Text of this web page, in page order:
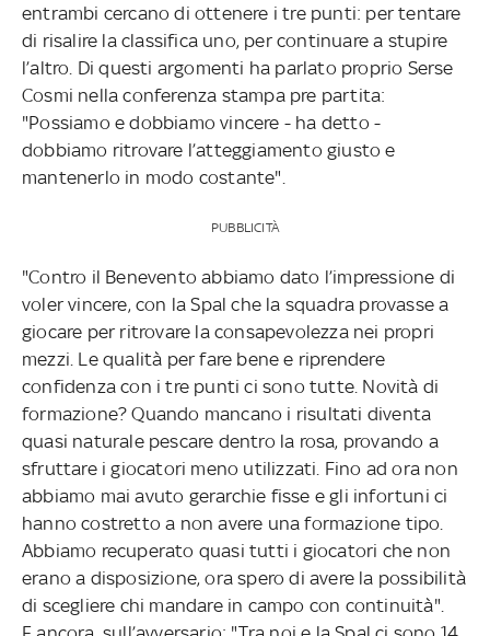
entrambi cercano di ottenere i tre punti: per tentare
di risalire la classifica uno, per continuare a stupire
l’altro. Di questi argomenti ha parlato proprio Serse
Cosmi nella conferenza stampa pre partita:
"Possiamo e dobbiamo vincere - ha detto -
dobbiamo ritrovare l’atteggiamento giusto e
mantenerlo in modo costante".
PUBBLICITÀ
"Contro il Benevento abbiamo dato l’impressione di
voler vincere, con la Spal che la squadra provasse a
giocare per ritrovare la consapevolezza nei propri
mezzi. Le qualità per fare bene e riprendere
confidenza con i tre punti ci sono tutte. Novità di
formazione? Quando mancano i risultati diventa
quasi naturale pescare dentro la rosa, provando a
sfruttare i giocatori meno utilizzati. Fino ad ora non
abbiamo mai avuto gerarchie fisse e gli infortuni ci
hanno costretto a non avere una formazione tipo.
Abbiamo recuperato quasi tutti i giocatori che non
erano a disposizione, ora spero di avere la possibilità
di scegliere chi mandare in campo con continuità".